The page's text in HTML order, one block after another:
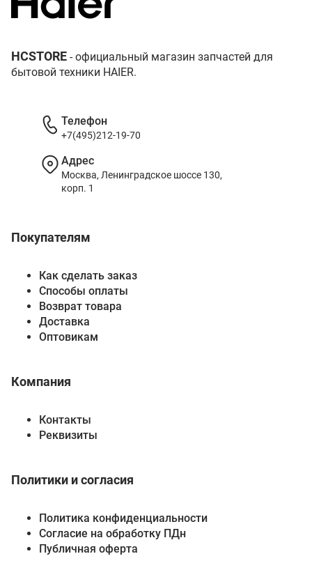
HCSTORE - официальный магазин запчастей для
бытовой техники HAIER.
Покупателям
Как сделать заказ
Способы оплаты
Возврат товара
Доставка
Оптовикам
Компания
Контакты
Реквизиты
Политики и согласия
Политика конфиденциальности
Согласие на обработку ПДн
Публичная оферта
Телефон
+7(495)212-19-70
Адрес
Москва, Ленинградское шоссе 130,
корп. 1